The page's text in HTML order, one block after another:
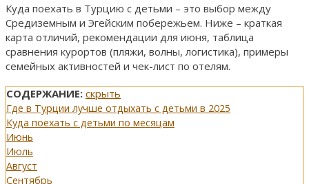
Куда поехать в Турцию с детьми – это выбор между
Средиземным и Эгейским побережьем. Ниже – краткая
карта отличий, рекомендации для июня, таблица
сравнения курортов (пляжи, волны, логистика), примеры
семейных активностей и чек-лист по отелям.
СОДЕРЖАНИЕ: скрыть
Где в Турции лучше отдыхать с детьми в 2025
Куда поехать с детьми по месяцам
Июнь
Июль
Август
Сентябрь